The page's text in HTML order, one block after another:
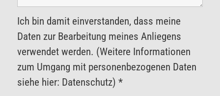
Ich bin damit einverstanden, dass meine
Daten zur Bearbeitung meines Anliegens
verwendet werden. (Weitere Informationen
zum Umgang mit personenbezogenen Daten
siehe hier: Datenschutz) *